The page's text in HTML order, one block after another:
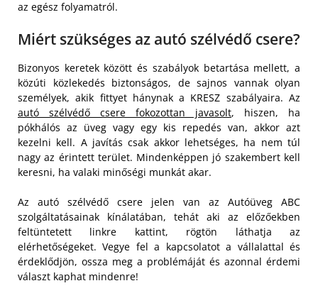
az egész folyamatról.
Miért szükséges az autó szélvédő csere?
Bizonyos keretek között és szabályok betartása mellett, a
közúti közlekedés biztonságos, de sajnos vannak olyan
személyek, akik fittyet hánynak a KRESZ szabályaira. Az
autó szélvédő csere fokozottan javasolt, hiszen, ha
pókhálós az üveg vagy egy kis repedés van, akkor azt
kezelni kell. A javítás csak akkor lehetséges, ha nem túl
nagy az érintett terület. Mindenképpen jó szakembert kell
keresni, ha valaki minőségi munkát akar.
Az autó szélvédő csere jelen van az Autóüveg ABC
szolgáltatásainak kínálatában, tehát aki az előzőekben
feltüntetett linkre kattint, rögtön láthatja az
elérhetőségeket. Vegye fel a kapcsolatot a vállalattal és
érdeklődjön, ossza meg a problémáját és azonnal érdemi
választ kaphat mindenre!